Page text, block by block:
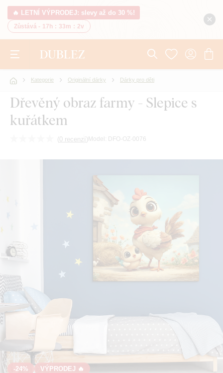
🔥 LETNÍ VÝPRODEJ: slevy až do 30 %!
Zůstává - 17h : 33m : 1v
Kategorie Originální dárky Dárky pro děti
Dřevěný obraz farmy - Slepice s
kuřátkem
(0 recenzí) Model: DFO-OZ-0076
-24% VÝPRODEJ 🔥